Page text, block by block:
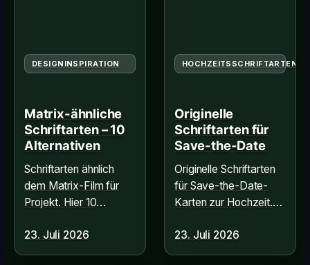
DESIGNINSPIRATION
Matrix-ähnliche
Schriftarten – 10
Alternativen
Schriftarten ähnlich
dem Matrix-Film für
Projekt. Hier 10
Alternativen, die den
digitalen Look pe
23. Juli 2026
HOCHZEITSSCHRIFTARTEN
Originelle
Schriftarten für
Save-the-Date
Originelle Schriftarten
für Save-the-Date-
Karten zur Hochzeit.
Typografien, die
Ankündigung beson
23. Juli 2026